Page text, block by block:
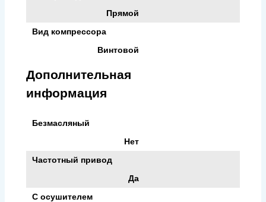
Прямой
Вид компрессора
Винтовой
Дополнительная
информация
Безмасляный
Нет
Частотный привод
Да
С осушителем